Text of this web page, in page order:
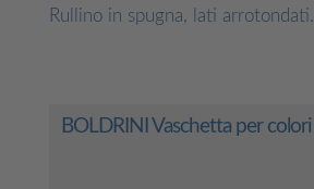
Rullino in spugna, lati arrotondati.
BOLDRINI Vaschetta per colori